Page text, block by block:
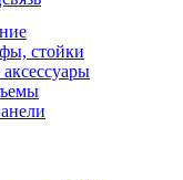
стойки